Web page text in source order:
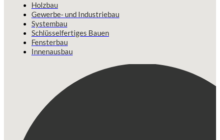
Holzbau
Gewerbe- und Industriebau
Systembau
Schlüsselfertiges Bauen
Fensterbau
Innenausbau